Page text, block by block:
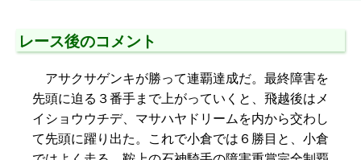
レース後のコメント
アサクサゲンキが勝って連覇達成だ。最終障害を
先頭に迫る３番手まで上がっていくと、飛越後はメ
イショウウチデ、マサハヤドリームを内から交わし
て先頭に躍り出た。これで小倉では６勝目と、小倉